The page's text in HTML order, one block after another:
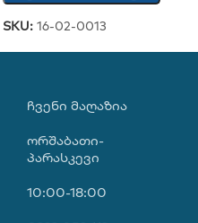
SKU: 16-02-0013
ᲩᲕᲔᲜᲘ ᲛᲐᲦᲐᲖᲘᲐ
ორშაბათი-
პარასკევი
10:00-18:00